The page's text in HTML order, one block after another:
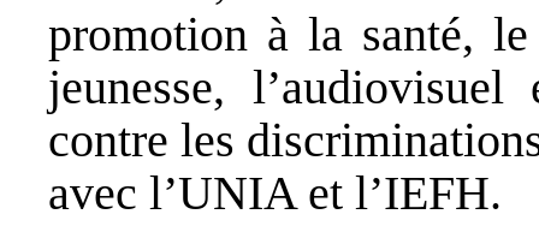
promotion à la santé,
jeunesse,
contre les
avec l’UNIA et l’IEFH.